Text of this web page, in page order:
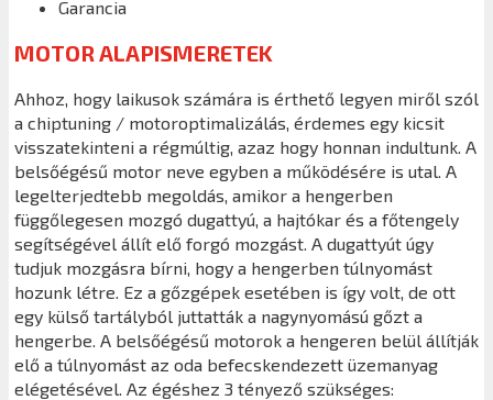
Garancia
MOTOR ALAPISMERETEK
Ahhoz, hogy laikusok számára is érthető legyen miről szól
a chiptuning / motoroptimalizálás, érdemes egy kicsit
visszatekinteni a régmúltig, azaz hogy honnan indultunk. A
belsőégésű motor neve egyben a működésére is utal. A
legelterjedtebb megoldás, amikor a hengerben
függőlegesen mozgó dugattyú, a hajtókar és a főtengely
segítségével állít elő forgó mozgást. A dugattyút úgy
tudjuk mozgásra bírni, hogy a hengerben túlnyomást
hozunk létre. Ez a gőzgépek esetében is így volt, de ott
egy külső tartályból juttatták a nagynyomású gőzt a
hengerbe. A belsőégésű motorok a hengeren belül állítják
elő a túlnyomást az oda befecskendezett üzemanyag
elégetésével. Az égéshez 3 tényező szükséges: